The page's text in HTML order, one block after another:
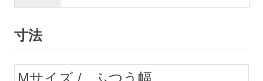
寸法
M
ふつう幅